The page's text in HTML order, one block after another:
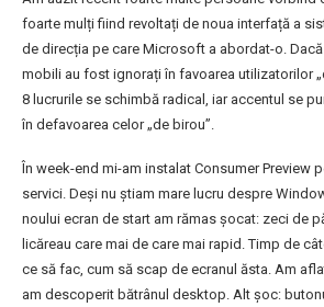
foarte mulți fiind revoltați de noua interfață a
de direcția pe care Microsoft a abordat-o.
mobili au fost ignorați în favoarea utilizatorilor
8 lucrurile se schimbă radical, iar accentul se
în defavoarea celor „de birou”.
În week-end mi-am instalat Consumer Preview
servici. Deși nu știam mare lucru despre
noului ecran de start am rămas șocat: zeci de
licăreau care mai de care mai rapid. Timp de
ce să fac, cum să scap de ecranul ăsta. Am
am descoperit bătrânul desktop. Alt șoc: